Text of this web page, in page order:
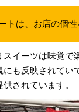
トは、お店の個
イーツは味覚
も反映されてい
されています。